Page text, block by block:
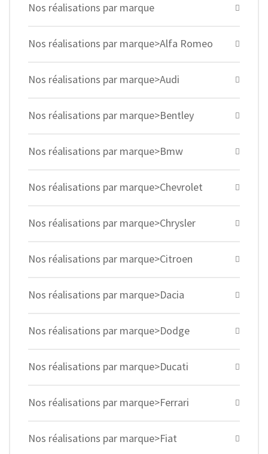
Nos réalisations par marque
Nos réalisations par marque>Alfa Romeo
Nos réalisations par marque>Audi
Nos réalisations par marque>Bentley
Nos réalisations par marque>Bmw
Nos réalisations par marque>Chevrolet
Nos réalisations par marque>Chrysler
Nos réalisations par marque>Citroen
Nos réalisations par marque>Dacia
Nos réalisations par marque>Dodge
Nos réalisations par marque>Ducati
Nos réalisations par marque>Ferrari
Nos réalisations par marque>Fiat